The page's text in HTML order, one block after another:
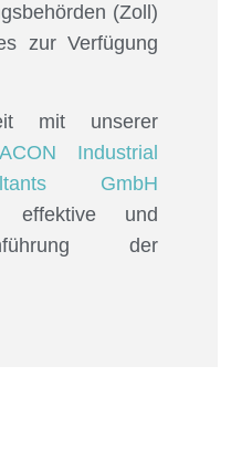
(Zoll)
zur Verfügung
mit unserer
ACON Industrial
GmbH
effektive und
der